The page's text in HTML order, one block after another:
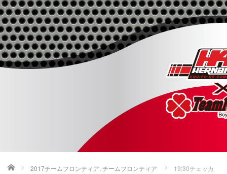
T
o
g
g
l
a
i
ホーム 2017チームフロンティア, チームフロンティア
19:30チェッカ